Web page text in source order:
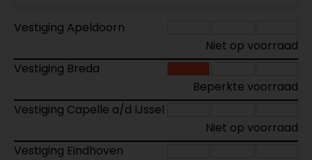
Vestiging Apeldoorn
Niet op voorraad
Vestiging Breda
Beperkte voorraad
Vestiging Capelle a/d IJssel
Niet op voorraad
Vestiging Eindhoven